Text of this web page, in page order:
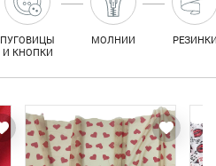
ПУГОВИЦЫ
И КНОПКИ
МОЛНИИ